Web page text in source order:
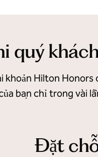
quý
Hilton Honors
bạn chỉ trong vài
Đặt